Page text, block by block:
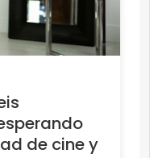
de cine y